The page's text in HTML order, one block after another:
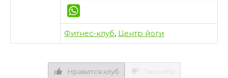
Фитнес-клуб, Центр йоги
Нравится клуб